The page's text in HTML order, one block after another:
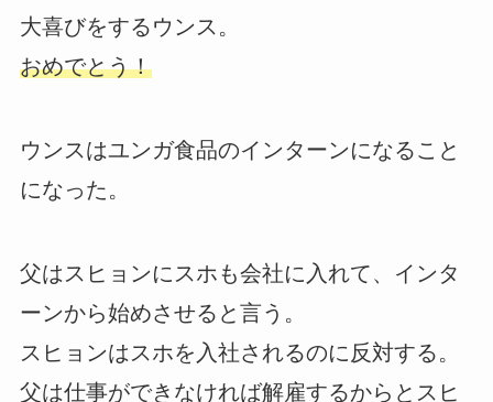
大喜びをするウンス。
おめでとう！
ウンスはユンガ食品のインターンになること
になった。
父はスヒョンにスホも会社に入れて、インタ
ーンから始めさせると言う。
スヒョンはスホを入社されるのに反対する。
父は仕事ができなければ解雇するからとスヒ